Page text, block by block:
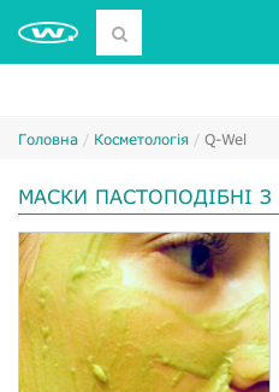
Головна Косметологія Q-Wel
МАСКИ ПАСТОПОДІБНІ